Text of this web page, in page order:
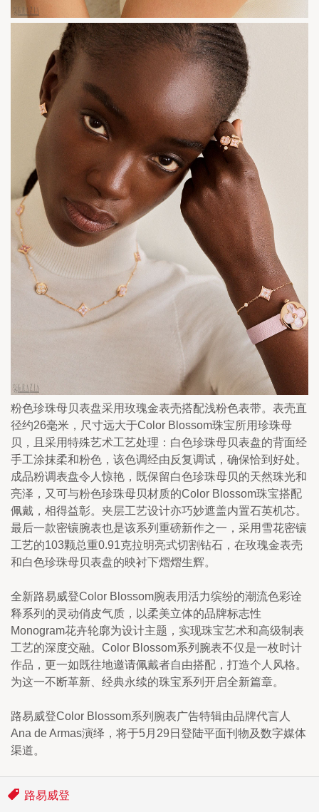
粉色珍珠母贝表盘采用玫瑰金表壳搭配浅粉色表带。表壳直
径约26毫米，尺寸远大于Color Blossom珠宝所用珍珠母
贝，且采用特殊艺术工艺处理：白色珍珠母贝表盘的背面经
手工涂抹柔和粉色，该色调经由反复调试，确保恰到好处。
成品粉调表盘令人惊艳，既保留白色珍珠母贝的天然珠光和
亮泽，又可与粉色珍珠母贝材质的Color Blossom珠宝搭配
佩戴，相得益彰。夹层工艺设计亦巧妙遮盖内置石英机芯。
最后一款密镶腕表也是该系列重磅新作之一，采用雪花密镶
工艺的103颗总重0.91克拉明亮式切割钻石，在玫瑰金表壳
和白色珍珠母贝表盘的映衬下熠熠生辉。
全新路易威登Color Blossom腕表用活力缤纷的潮流色彩诠
释系列的灵动俏皮气质，以柔美立体的品牌标志性
Monogram花卉轮廓为设计主题，实现珠宝艺术和高级制表
工艺的深度交融。Color Blossom系列腕表不仅是一枚时计
作品，更一如既往地邀请佩戴者自由搭配，打造个人风格。
为这一不断革新、经典永续的珠宝系列开启全新篇章。
路易威登Color Blossom系列腕表广告特辑由品牌代言人
Ana de Armas演绎，将于5月29日登陆平面刊物及数字媒体
渠道。
路易威登